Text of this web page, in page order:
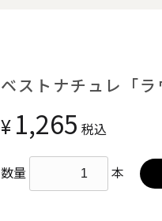
ベストナチュレ「
¥ 1,265 税込
数量 本